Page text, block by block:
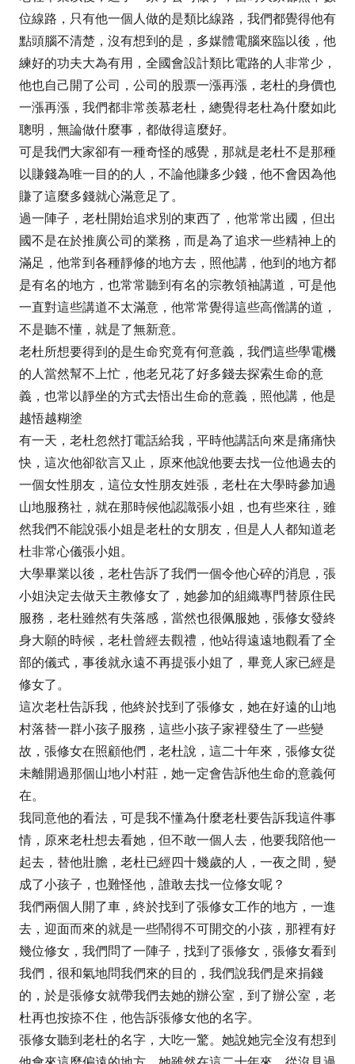
位線路，只有他一個人做的是類比線路，我們都覺得他有
點頭腦不清楚，沒有想到的是，多媒體電腦來臨以後，他
練好的功夫大為有用，全國會設計類比電路的人非常少，
他也自己開了公司，公司的股票一漲再漲，老杜的身價也
一漲再漲，我們都非常羨慕老杜，總覺得老杜為什麼如此
聰明，無論做什麼事，都做得這麼好。
可是我們大家卻有一種奇怪的感覺，那就是老杜不是那種
以賺錢為唯一目的的人，不論他賺多少錢，他不會因為他
賺了這麼多錢就心滿意足了。
過一陣子，老杜開始追求別的東西了，他常常出國，但出
國不是在於推廣公司的業務，而是為了追求一些精神上的
滿足，他常到各種靜修的地方去，照他講，他到的地方都
是有名的地方，也常常聽到有名的宗教領袖講道，可是他
一直對這些講道不太滿意，他常常覺得這些高僧講的道，
不是聽不懂，就是了無新意。
老杜所想要得到的是生命究竟有何意義，我們這些學電機
的人當然幫不上忙，他老兄花了好多錢去探索生命的意
義，也常以靜坐的方式去悟出生命的意義，照他講，他是
越悟越糊塗
有一天，老杜忽然打電話給我，平時他講話向來是痛痛快
快，這次他卻欲言又止，原來他說他要去找一位他過去的
一個女性朋友，這位女性朋友姓張，老杜在大學時參加過
山地服務社，就在那時候他認識張小姐，也有些來往，雖
然我們不能說張小姐是老杜的女朋友，但是人人都知道老
杜非常心儀張小姐。
大學畢業以後，老杜告訴了我們一個令他心碎的消息，張
小姐決定去做天主教修女了，她參加的組織專門替原住民
服務，老杜雖然有失落感，當然也很佩服她，張修女發終
身大願的時候，老杜曾經去觀禮，他站得遠遠地觀看了全
部的儀式，事後就永遠不再提張小姐了，畢竟人家已經是
修女了。
這次老杜告訴我，他終於找到了張修女，她在好遠的山地
村落替一群小孩子服務，這些小孩子家裡發生了一些變
故，張修女在照顧他們，老杜說，這二十年來，張修女從
未離開過那個山地小村莊，她一定會告訴他生命的意義何
在。
我同意他的看法，可是我不懂為什麼老杜要告訴我這件事
情，原來老杜想去看她，但不敢一個人去，他要我陪他一
起去，替他壯膽，老杜已經四十幾歲的人，一夜之間，變
成了小孩子，也難怪他，誰敢去找一位修女呢？
我們兩個人開了車，終於找到了張修女工作的地方，一進
去，迎面而來的就是一些鬧得不可開交的小孩，那裡有好
幾位修女，我們問了一陣子，找到了張修女，張修女看到
我們，很和氣地問我們來的目的，我們說我們是來捐錢
的，於是張修女就帶我們去她的辦公室，到了辦公室，老
杜再也按捺不住，他告訴張修女他的名字。
張修女聽到老杜的名字，大吃一驚。她說她完全沒有想到